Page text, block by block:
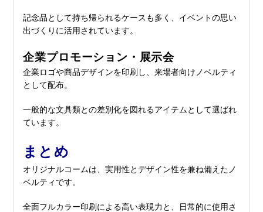
記念品として持ち帰られるケースも多く、イベントの思い
出づくりに活用されています。
企業プロモーション・展示会
企業ロゴや商品デザインを印刷し、来場者向けノベルティ
として配布。
一般的な文具類との差別化を図れるアイテムとして選ばれ
ています。
まとめ
オリジナルコームは、実用性とデザイン性を兼ね備えたノ
ベルティです。
全面フルカラー印刷による高い表現力と、日常的に使用さ